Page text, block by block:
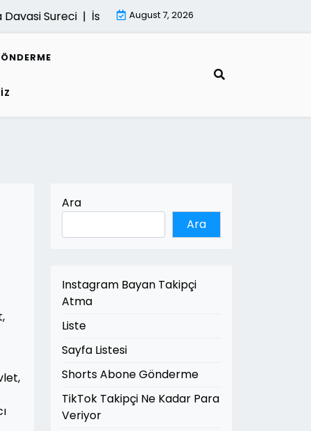
Sureci |İsletmeler İcin Dijital Donusum Rehberi |
August 7, 2026
Ara
Ara
Instagram Bayan Takipçi
Atma
Liste
Sayfa Listesi
Shorts Abone Gönderme
TikTok Takipçi Ne Kadar Para
Veriyor